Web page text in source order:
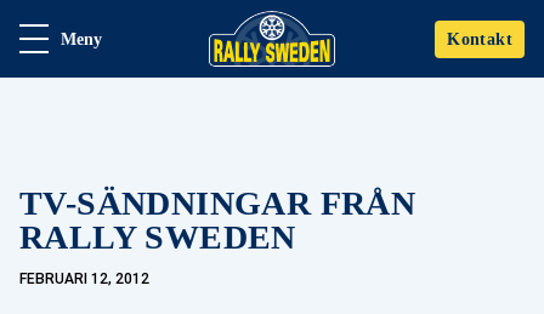
Kontakt
Meny
TV-SÄNDNINGAR FRÅN
RALLY SWEDEN
FEBRUARI 12, 2012